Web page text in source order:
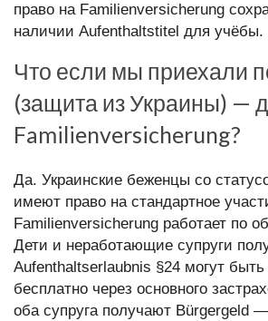
право на Familienversicherung
наличии Aufenthaltstitel для учёбы.
Что если мы приехали
(защита из Украины) —
Familienversicherung?
Да. Украинские беженцы со
имеют право на стандартное
Familienversicherung работает по
Дети и неработающие супруги
Aufenthaltserlaubnis §24 могут быть
бесплатно через основного
оба супруга получают Bürgergeld